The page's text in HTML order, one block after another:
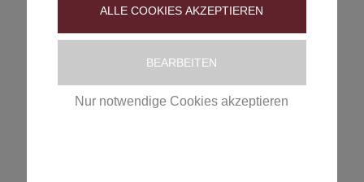
ansteckenden Parasitenstadien abtötet. Erreichen lassen
Kalkstickstoff
ALLE COOKIES AKZEPTIEREN
BEARBEITEN
Nur notwendige Cookies akzeptieren